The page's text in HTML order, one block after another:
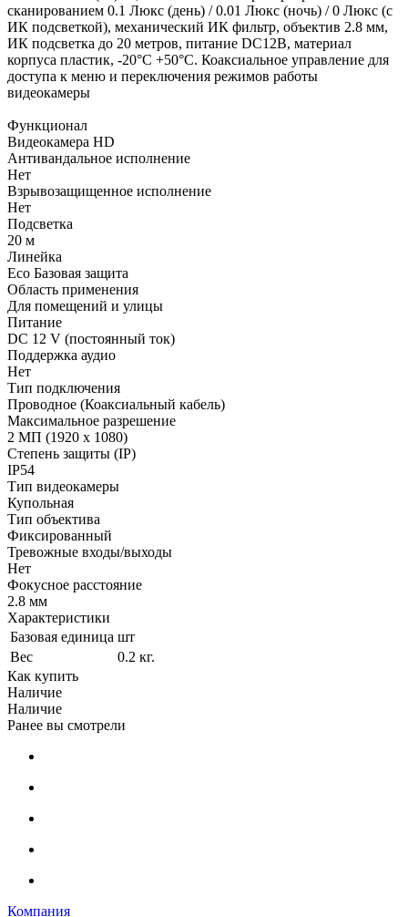
сканированием 0.1 Люкс (день) / 0.01 Люкс (ночь) / 0 Люкс (с
ИК подсветкой), механический ИК фильтр, объектив 2.8 мм,
ИК подсветка до 20 метров, питание DC12В, материал
корпуса пластик, -20°С +50°С. Коаксиальное управление для
доступа к меню и переключения режимов работы
видеокамеры
Функционал
Видеокамера HD
Антивандальное исполнение
Нет
Взрывозащищенное исполнение
Нет
Подсветка
20 м
Линейка
Eco Базовая защита
Область применения
Для помещений и улицы
Питание
DC 12 V (постоянный ток)
Поддержка аудио
Нет
Тип подключения
Проводное (Коаксиальный кабель)
Максимальное разрешение
2 МП (1920 х 1080)
Степень защиты (IP)
IP54
Тип видеокамеры
Купольная
Тип объектива
Фиксированный
Тревожные входы/выходы
Нет
Фокусное расстояние
2.8 мм
Характеристики
Базовая единица шт
Вес
0.2 кг.
Как купить
Наличие
Наличие
Ранее вы смотрели
Компания